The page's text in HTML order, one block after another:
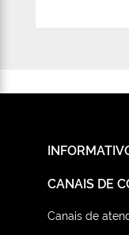
CANAIS DE
Canais de